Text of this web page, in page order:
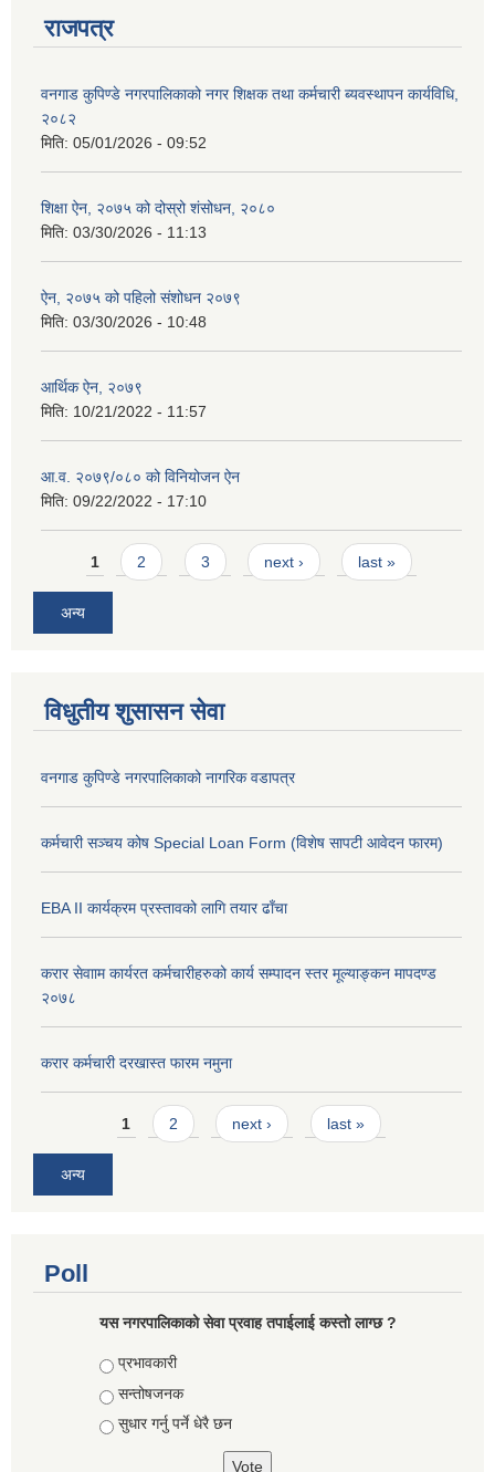
राजपत्र
वनगाड कुपिण्डे नगरपालिकाको नगर शिक्षक तथा कर्मचारी ब्यवस्थापन कार्यविधि,
२०८२
मिति: 05/01/2026 - 09:52
शिक्षा ऐन, २०७५ को दोस्रो शंसोधन, २०८०
मिति: 03/30/2026 - 11:13
ऐन, २०७५ को पहिलो संशोधन २०७९
मिति: 03/30/2026 - 10:48
आर्थिक ऐन, २०७९
मिति: 10/21/2022 - 11:57
आ.व. २०७९/०८० को विनियोजन ऐन
मिति: 09/22/2022 - 17:10
Pages
1 2 3 next › last »
अन्य
विधुतीय शुसासन सेवा
वनगाड कुपिण्डे नगरपालिकाको नागरिक वडापत्र
कर्मचारी सञ्चय कोष Special Loan Form (विशेष सापटी आवेदन फारम)
EBA II कार्यक्रम प्रस्तावको लागि तयार ढाँचा
करार सेवााम कार्यरत कर्मचारीहरुको कार्य सम्पादन स्तर मूल्याङ्कन मापदण्ड
२०७८
करार कर्मचारी दरखास्त फारम नमुना
Pages1 2 next › last »
अन्य
Poll
यस नगरपालिकाको सेवा प्रवाह तपाईलाई कस्तो लाग्छ ?
Choices
प्रभावकारी
सन्तोषजनक
सुधार गर्नु पर्ने धेरै छन